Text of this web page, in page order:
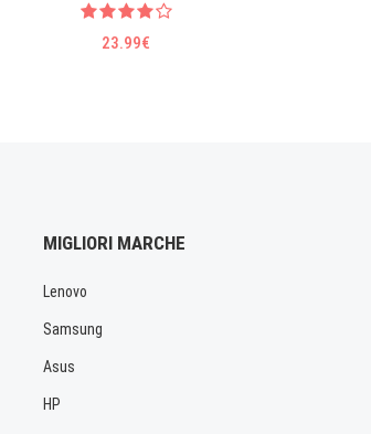
23.99€
MIGLIORI MARCHE
Lenovo
Samsung
Asus
HP